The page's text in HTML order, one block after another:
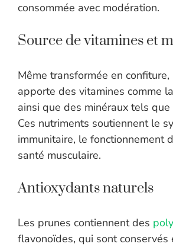
consommée avec modération.
Source de vitamines et
Même transformée en
apporte des vitamines comme
ainsi que des minéraux tels
Ces nutriments soutiennent le
immunitaire, le fonctionnement
santé musculaire.
Antioxydants naturels
Les prunes contiennent des
flavonoïdes, qui sont conservés